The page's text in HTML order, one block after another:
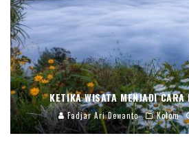
KETIKA WISATA MENJADI
Fadjar Ari Dewanto Kolom